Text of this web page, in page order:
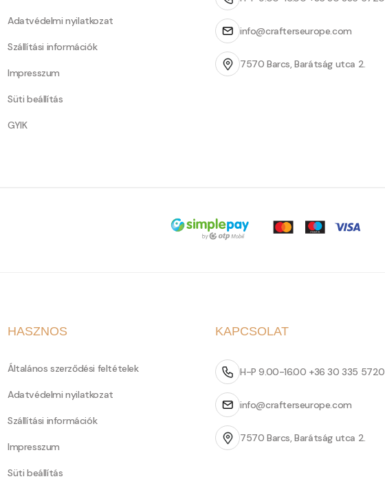
Adatvédelmi nyilatkozat
Szállítási információk
Impresszum
Süti beállítás
GYIK
info@crafterseurope.com
7570 Barcs, Barátság utca 2.
HASZNOS
Általános szerződési feltételek
Adatvédelmi nyilatkozat
Szállítási információk
Impresszum
Süti beállítás
KAPCSOLAT
H-P 9.00-16.00 +36 30 335 5720
info@crafterseurope.com
7570 Barcs, Barátság utca 2.